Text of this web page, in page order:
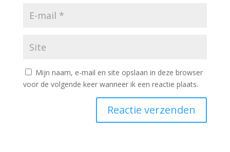
Mijn naam, e-mail en site opslaan in deze browser
voor de volgende keer wanneer ik een reactie plaats.